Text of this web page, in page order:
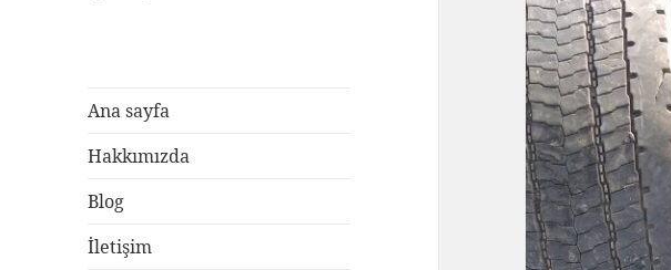
Ana sayfa
Hakkımızda
Blog
İletişim